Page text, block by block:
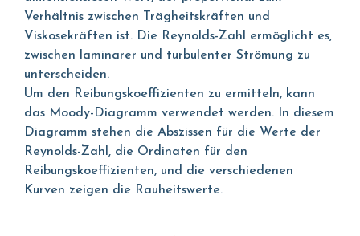
Verhältnis zwischen Trägheitskräften und
Viskosekräften ist. Die Reynolds-Zahl ermöglicht es,
zwischen laminarer und turbulenter Strömung zu
unterscheiden.
Um den Reibungskoeffizienten zu ermitteln, kann
das Moody-Diagramm verwendet werden. In diesem
Diagramm stehen die Abszissen für die Werte der
Reynolds-Zahl, die Ordinaten für den
Reibungskoeffizienten, und die verschiedenen
Kurven zeigen die Rauheitswerte.